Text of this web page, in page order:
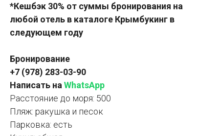
*Кешбэк 30% от суммы бронирования на
любой отель в каталоге Крымбукинг в
следующем году
Бронирование
+7 (978) 283-03-90
Написать на WhatsApp
Расстояние до моря: 500
Пляж: ракушка и песок
Парковка: есть